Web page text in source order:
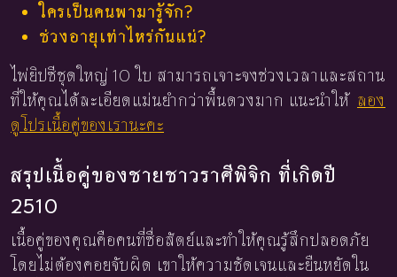
ใครเป็นคนพามารู้จัก?
ช่วงอายุเท่าไหร่กันแน่?
ไพ่ยิปซีชุดใหญ่ 10 ใบ สามารถเจาะจงช่วงเวลาและสถาน
ที่ให้คุณได้ละเอียดแม่นยำกว่าพื้นดวงมาก แนะนำให้ ลอง
ดูโปรเนื้อคู่ของเรานะคะ
สรุปเนื้อคู่ของชายชาวราศีพิจิก ที่เกิดปี
2510
เนื้อคู่ของคุณคือคนที่ซื่อสัตย์และทำให้คุณรู้สึกปลอดภัย
โดยไม่ต้องคอยจับผิด เขาให้ความชัดเจนและยืนหยัดใน